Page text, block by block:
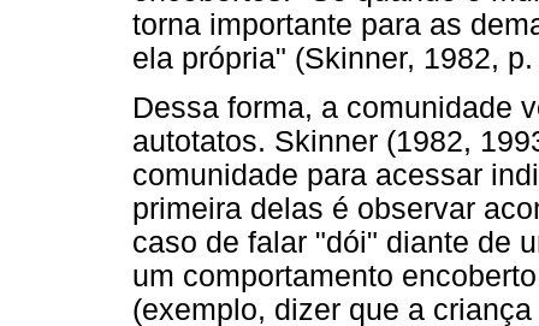
torna importante para as
ela própria" (Skinner, 1982,
Dessa forma, a comunidade
autotatos. Skinner (1982,
comunidade para acessar
primeira delas é observar
caso de falar "dói" diante de
um comportamento
(exemplo, dizer que a